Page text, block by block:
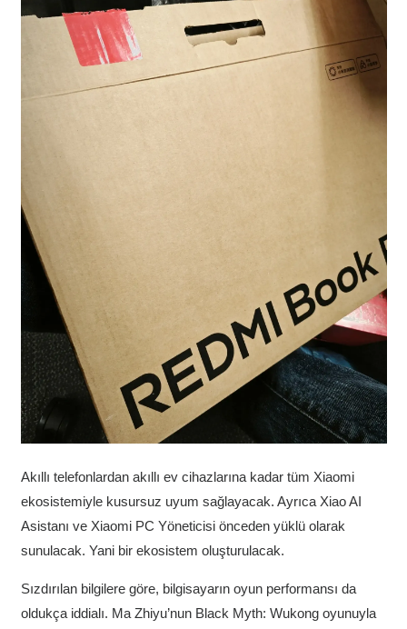
Akıllı telefonlardan akıllı ev cihazlarına kadar tüm Xiaomi
ekosistemiyle kusursuz uyum sağlayacak. Ayrıca Xiao AI
Asistanı ve Xiaomi PC Yöneticisi önceden yüklü olarak
sunulacak. Yani bir ekosistem oluşturulacak.
Sızdırılan bilgilere göre, bilgisayarın oyun performansı da
oldukça iddialı. Ma Zhiyu’nun Black Myth: Wukong oyunuyla